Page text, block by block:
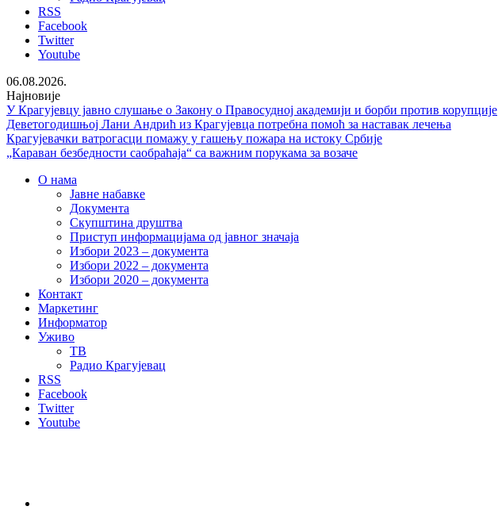
RSS
Facebook
Twitter
Youtube
06.08.2026.
Најновије
У Крагујевцу јавно слушање о Закону о Правосудној академији и борби против корупције
Деветогодишњој Лани Андрић из Крагујевца потребна помоћ за наставак лечења
Крагујевачки ватрогасци помажу у гашењу пожара на истоку Србије
„Караван безбедности саобраћаја“ са важним порукама за возаче
О нама
Јавне набавке
Документа
Скупштина друштва
Приступ информацијама од јавног значаја
Избори 2023 – документа
Избори 2022 – документа
Избори 2020 – документа
Контакт
Маркетинг
Информатор
Уживо
ТВ
Радио Крагујевац
RSS
Facebook
Twitter
Youtube